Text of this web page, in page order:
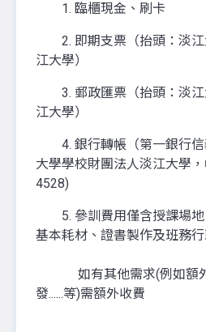
1. 臨櫃現金、刷卡
2. 即期支票（抬頭：淡江
江大學）
3. 郵政匯票（抬頭：淡江
江大學）
4. 銀行轉帳（第一銀行信
大學學校財團法人淡江大學
4528)
5. 參訓費用僅含授課場地
基本耗材、證書製作
如有其他需求(例如額外
發......等)需額外收費